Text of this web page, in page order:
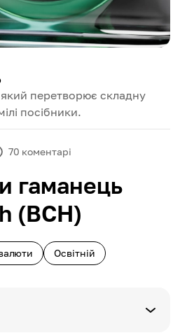
перетворює складну
посібники.
70 коментарі
гаманець
(BCH)
Освітній